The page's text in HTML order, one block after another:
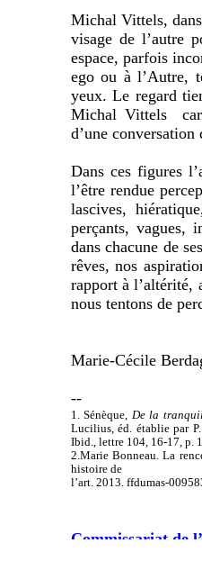
Michal Vittels,
visage de l’autre
espace, parfois
ego ou à l’Autre,
yeux. Le regard
Michal Vittels car
d’une
Dans ces figures
l’être rendue
lascives,
perçants, vagues,
dans chacune de
rêves, nos
rapport à l’altérité,
nous tentons de
Marie-Cécile
--
1. Sénèque, De la
Lucilius, éd. établie par
Ibid., lettre 104, 16-17, p.
2.Marie Bonneau. La
histoire de
l’art. 2013. ffdumas-
Commissariat de